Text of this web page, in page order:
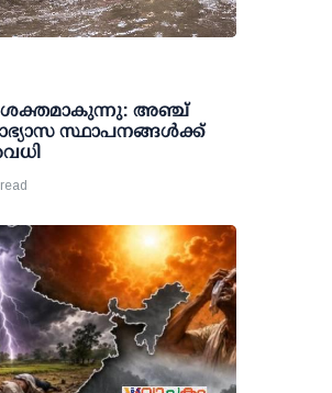
ശക്തമാകുന്നു: അഞ്ച്
സ്ഥാപനങ്ങള്‍ക്ക്